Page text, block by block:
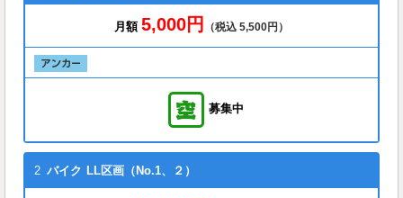
月額 5,000円 （税込 5,500円）
募集中
2 バイク LL区画（No.1、２）